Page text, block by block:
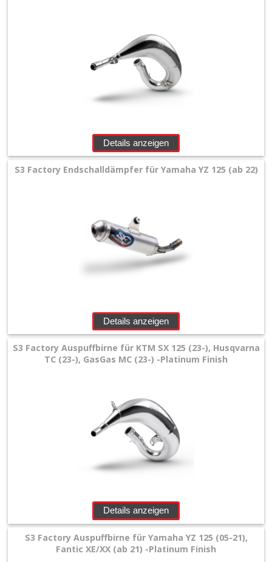
Details anzeigen
S3 Factory Endschalldämpfer für Yamaha YZ 125 (ab 22)
Details anzeigen
S3 Factory Auspuffbirne für KTM SX 125 (23-), Husqvarna
TC (23-), GasGas MC (23-) -Platinum Finish
Details anzeigen
S3 Factory Auspuffbirne für Yamaha YZ 125 (05-21),
Fantic XE/XX (ab 21) -Platinum Finish